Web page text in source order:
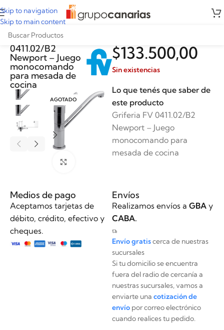
Skip to navigation
Skip to main content
Griferia FV
0411.02/B2
Newport – Juego
monocomando
para mesada de
cocina
AGOTADO
$133.500,00
Sin existencias
Lo que tenés que saber de
este producto
Griferia FV 0411.02/B2
Newport – Juego
monocomando para
mesada de cocina
Medios de pago
Aceptamos tarjetas de
débito, crédito, efectivo y
cheques.
Envíos
Realizamos envíos a GBAy
CABA.
Envío gratiscerca de nuestras
sucursales
Si tu domicilio se encuentra
fuera del radio de cercanía a
nuestras sucursales, vamos a
enviarte una cotización de
envíopor correo electrónico
cuando realices tu pedido.